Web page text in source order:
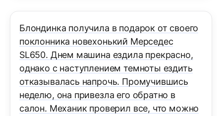
Блондинка получила в подарок от своего
поклонника новехонький Мерседес
SL650. Днем машина ездила прекрасно,
однако с наступлением темноты ездить
отказывалась напрочь. Промучившись
неделю, она привезла его обратно в
салон. Механик проверил все, что можно